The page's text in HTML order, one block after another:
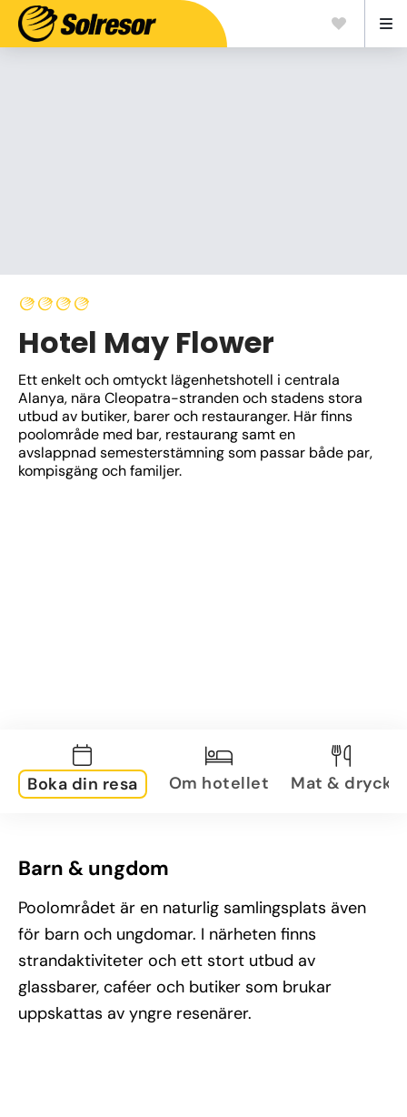
Hotel May Flower
Ett enkelt och omtyckt lägenhetshotell i centrala
Alanya, nära Cleopatra-stranden och stadens stora
utbud av butiker, barer och restauranger. Här finns
poolområde med bar, restaurang samt en
avslappnad semesterstämning som passar både par,
kompisgäng och familjer.
Boka din resa Om hotellet Mat & dryck
Barn & ungdom
Poolområdet är en naturlig samlingsplats även
för barn och ungdomar. I närheten finns
strandaktiviteter och ett stort utbud av
glassbarer, caféer och butiker som brukar
uppskattas av yngre resenärer.